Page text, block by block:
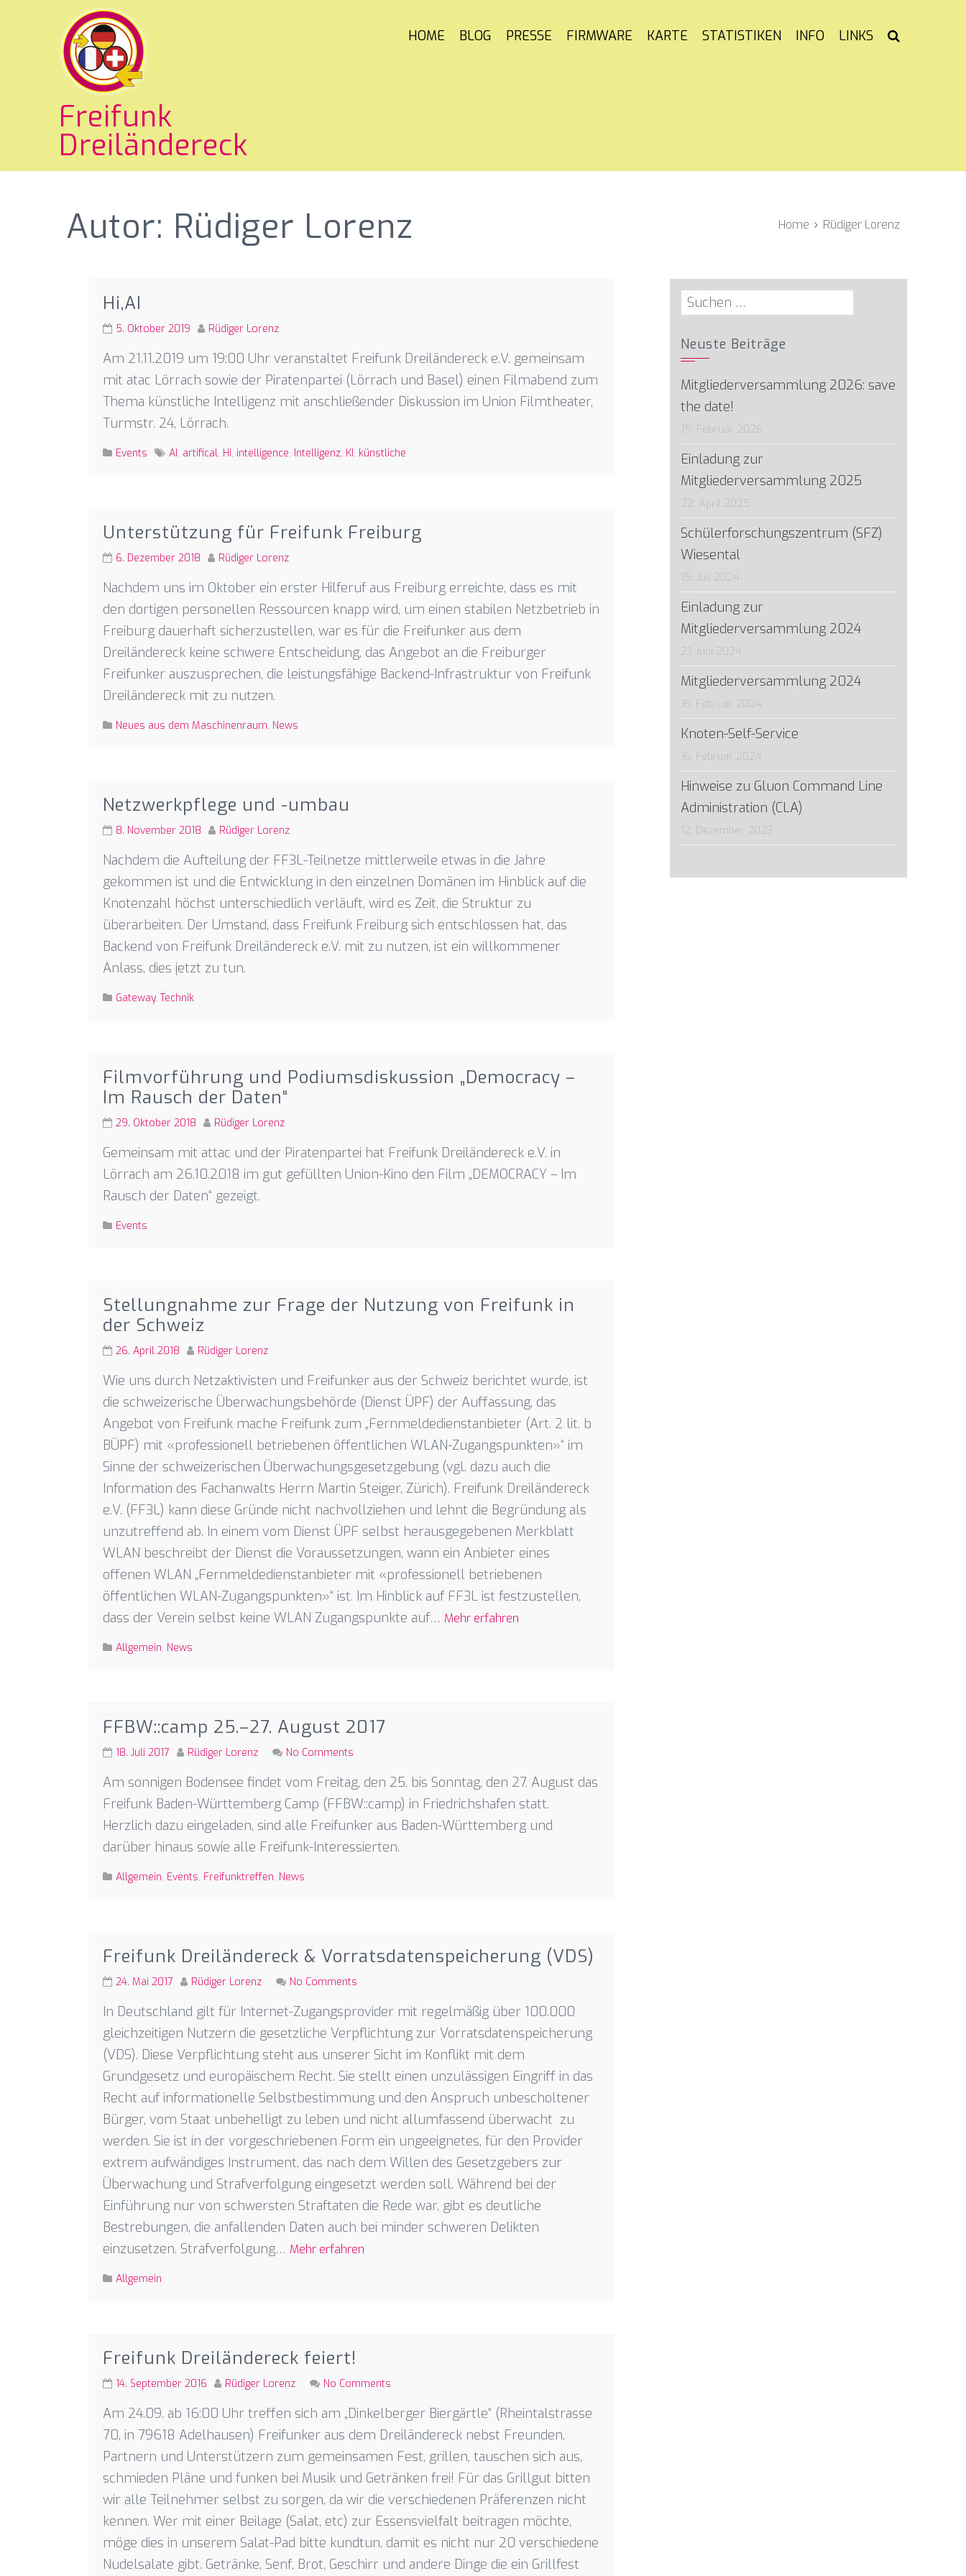
Freifunk
Dreiländereck
HOME BLOG PRESSE FIRMWARE KARTE STATISTIKEN INFO LINKS
Autor: Rüdiger Lorenz Home Rüdiger Lorenz
Hi,AI
5. Oktober 2019 Rüdiger Lorenz
Am 21.11.2019 um 19:00 Uhr veranstaltet Freifunk Dreiländereck e.V. gemeinsam
mit atac Lörrach sowie der Piratenpartei (Lörrach und Basel) einen Filmabend zum
Thema künstliche Intelligenz mit anschließender Diskussion im Union Filmtheater,
Turmstr. 24, Lörrach.
Events AI, artifical, Hi, intelligence, Intelligenz, KI, künstliche
Unterstützung für Freifunk Freiburg
6. Dezember 2018 Rüdiger Lorenz
Nachdem uns im Oktober ein erster Hilferuf aus Freiburg erreichte, dass es mit
den dortigen personellen Ressourcen knapp wird, um einen stabilen Netzbetrieb in
Freiburg dauerhaft sicherzustellen, war es für die Freifunker aus dem
Dreiländereck keine schwere Entscheidung, das Angebot an die Freiburger
Freifunker auszusprechen, die leistungsfähige Backend-Infrastruktur von Freifunk
Dreiländereck mit zu nutzen.
Neues aus dem Maschinenraum, News
Netzwerkpflege und -umbau
8. November 2018 Rüdiger Lorenz
Nachdem die Aufteilung der FF3L-Teilnetze mittlerweile etwas in die Jahre
gekommen ist und die Entwicklung in den einzelnen Domänen im Hinblick auf die
Knotenzahl höchst unterschiedlich verläuft, wird es Zeit, die Struktur zu
überarbeiten. Der Umstand, dass Freifunk Freiburg sich entschlossen hat, das
Backend von Freifunk Dreiländereck e.V. mit zu nutzen, ist ein willkommener
Anlass, dies jetzt zu tun.
Gateway,Technik
Filmvorführung und Podiumsdiskussion „Democracy –
Im Rausch der Daten“
29. Oktober 2018 Rüdiger Lorenz
Gemeinsam mit attac und der Piratenpartei hat Freifunk Dreiländereck e.V. in
Lörrach am 26.10.2018 im gut gefüllten Union-Kino den Film „DEMOCRACY – Im
Rausch der Daten“ gezeigt.
Events
Stellungnahme zur Frage der Nutzung von Freifunk in
der Schweiz
26. April 2018 Rüdiger Lorenz
Wie uns durch Netzaktivisten und Freifunker aus der Schweiz berichtet wurde, ist
die schweizerische Überwachungsbehörde (Dienst ÜPF) der Auffassung, das
Angebot von Freifunk mache Freifunk zum „Fernmeldedienstanbieter (Art. 2 lit. b
BÜPF) mit «professionell betriebenen öffentlichen WLAN-Zugangspunkten»“ im
Sinne der schweizerischen Überwachungsgesetzgebung (vgl. dazu auch die
Information des Fachanwalts Herrn Martin Steiger, Zürich). Freifunk Dreiländereck
e.V. (FF3L) kann diese Gründe nicht nachvollziehen und lehnt die Begründung als
unzutreffend ab. In einem vom Dienst ÜPF selbst herausgegebenen Merkblatt
WLAN beschreibt der Dienst die Voraussetzungen, wann ein Anbieter eines
offenen WLAN „Fernmeldedienstanbieter mit «professionell betriebenen
öffentlichen WLAN-Zugangspunkten»“ ist. Im Hinblick auf FF3L ist festzustellen,
dass der Verein selbst keine WLAN Zugangspunkte auf… Mehr erfahren
Allgemein, News
FFBW::camp 25.–27. August 2017
18. Juli 2017 Rüdiger Lorenz No Comments
Am sonnigen Bodensee findet vom Freitag, den 25. bis Sonntag, den 27. August das
Freifunk Baden-Württemberg Camp (FFBW::camp) in Friedrichshafen statt.
Herzlich dazu eingeladen, sind alle Freifunker aus Baden-Württemberg und
darüber hinaus sowie alle Freifunk-Interessierten.
Allgemein, Events, Freifunktreffen, News
Freifunk Dreiländereck & Vorratsdatenspeicherung (VDS)
24. Mai 2017 Rüdiger Lorenz No Comments
In Deutschland gilt für Internet-Zugangsprovider mit regelmäßig über 100.000
gleichzeitigen Nutzern die gesetzliche Verpflichtung zur Vorratsdatenspeicherung
(VDS). Diese Verpflichtung steht aus unserer Sicht im Konflikt mit dem
Grundgesetz und europäischem Recht. Sie stellt einen unzulässigen Eingriff in das
Recht auf informationelle Selbstbestimmung und den Anspruch unbescholtener
Bürger, vom Staat unbehelligt zu leben und nicht allumfassend überwacht zu
werden. Sie ist in der vorgeschriebenen Form ein ungeeignetes, für den Provider
extrem aufwändiges Instrument, das nach dem Willen des Gesetzgebers zur
Überwachung und Strafverfolgung eingesetzt werden soll. Während bei der
Einführung nur von schwersten Straftaten die Rede war, gibt es deutliche
Bestrebungen, die anfallenden Daten auch bei minder schweren Delikten
einzusetzen. Strafverfolgung… Mehr erfahren
Allgemein
Freifunk Dreiländereck feiert!
14. September 2016 Rüdiger Lorenz No Comments
Am 24.09. ab 16:00 Uhr treffen sich am „Dinkelberger Biergärtle“ (Rheintalstrasse
70, in 79618 Adelhausen) Freifunker aus dem Dreiländereck nebst Freunden,
Partnern und Unterstützern zum gemeinsamen Fest, grillen, tauschen sich aus,
schmieden Pläne und funken bei Musik und Getränken frei! Für das Grillgut bitten
wir alle Teilnehmer selbst zu sorgen, da wir die verschiedenen Präferenzen nicht
kennen. Wer mit einer Beilage (Salat, etc) zur Essensvielfalt beitragen möchte,
möge dies in unserem Salat-Pad bitte kundtun, damit es nicht nur 20 verschiedene
Nudelsalate gibt. Getränke, Senf, Brot, Geschirr und andere Dinge die ein Grillfest
Suchen
Neuste Beiträge
Mitgliederversammlung 2026: save
the date!
15. Februar 2026
Einladung zur
Mitgliederversammlung 2025
22. April 2025
Schülerforschungszentrum (SFZ)
Wiesental
15. Juli 2024
Einladung zur
Mitgliederversammlung 2024
21. Juni 2024
Mitgliederversammlung 2024
16. Februar 2024
Knoten-Self-Service
16. Februar 2024
Hinweise zu Gluon Command Line
Administration (CLA)
12. Dezember 2023